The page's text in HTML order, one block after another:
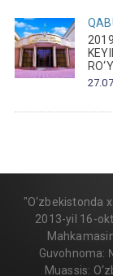
"O‘zbekistonda
2013-yil 16-
Guvohnoma:
Muassis: